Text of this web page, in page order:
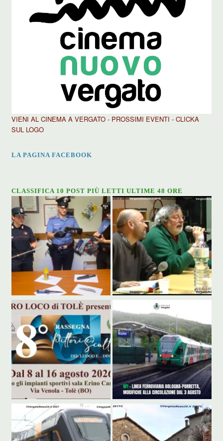
VIENI AL CINEMA A VERGATO - PROSSIMI EVENTI - CLICKA
SUL LOGO
LA PAGINA FACEBOOK
CLASSIFICA 10 POST PIÙ LETTI ULTIME 48 ORE